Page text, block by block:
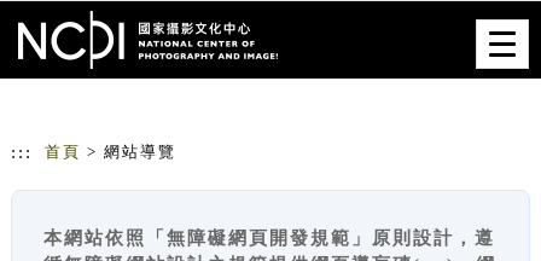
跳到主要內容
::: 首頁 > 網站導覽
本網站依照「無障礙網頁開發規範」原則設計，遵